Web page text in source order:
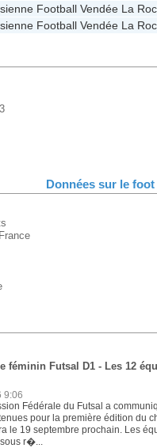
Football Vendée La
Football Vendée La
Données sur le
féminin Futsal D1 - Les 12
9:06
Fédérale du Futsal a
pour la première édition du
le 19 septembre prochain. Les
r�...